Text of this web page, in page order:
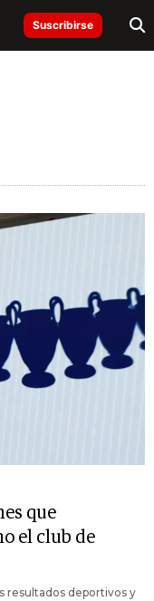
Suscribirse
que
el club de
resultados deportivos y